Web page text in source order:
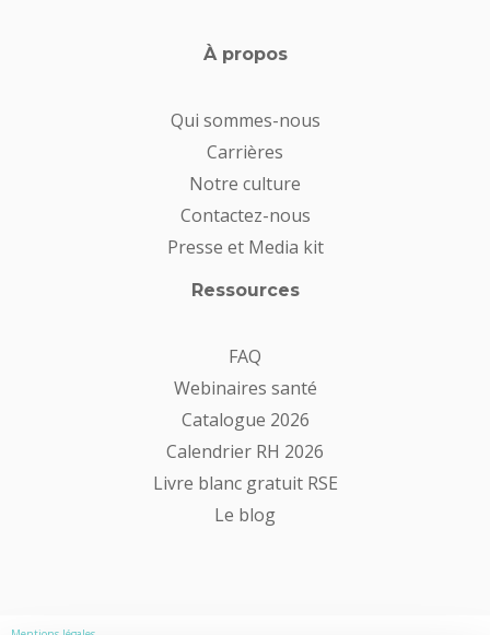
À propos
Qui sommes-nous
Carrières
Notre culture
Contactez-nous
Presse et Media kit
Ressources
FAQ
Webinaires santé
Catalogue 2026
Calendrier RH 2026
Livre blanc gratuit RSE
Le blog